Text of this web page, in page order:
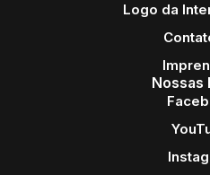
Logo da
Nossas